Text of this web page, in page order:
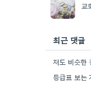
교
최근 댓글